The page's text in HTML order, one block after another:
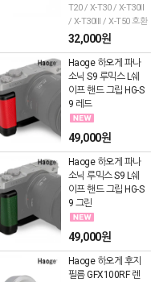
T20 / X-T30 / X-T30II
/ X-T30III / X-T50 호환
32,000원
Haoge 하오게 파나
소닉 S9 루믹스 L쉐
이프 핸드 그립 HG-S
9 레드
49,000원
Haoge 하오게 파나
소닉 루믹스 S9 L쉐
이프 핸드 그립 HG-S
9 그린
49,000원
Haoge 하오게 후지
필름 GFX100RF 렌